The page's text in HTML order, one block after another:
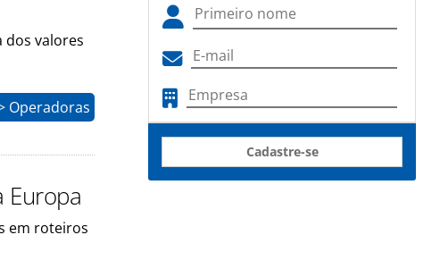
dos valores
Operadoras
Europa
em roteiros
Cadastre-se